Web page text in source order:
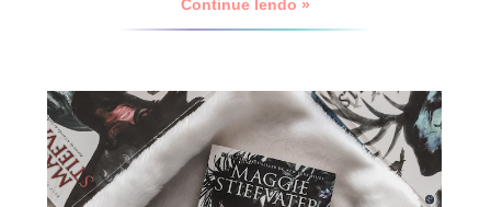
Continue lendo »